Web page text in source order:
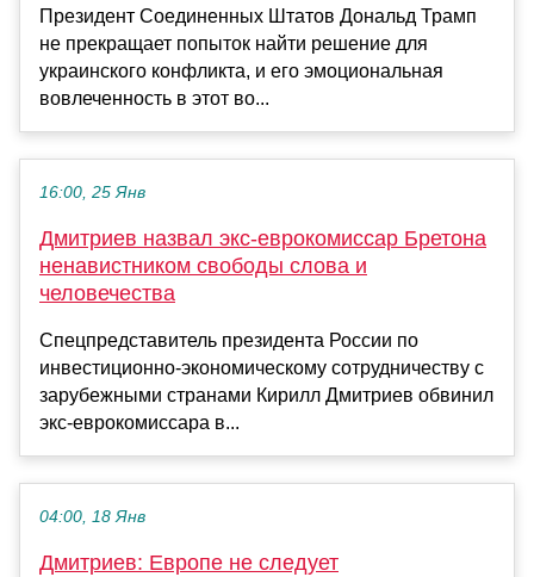
Президент Соединенных Штатов Дональд Трамп
не прекращает попыток найти решение для
украинского конфликта, и его эмоциональная
вовлеченность в этот во...
16:00, 25 Янв
Дмитриев назвал экс-еврокомиссар Бретона
ненавистником свободы слова и
человечества
Спецпредставитель президента России по
инвестиционно-экономическому сотрудничеству с
зарубежными странами Кирилл Дмитриев обвинил
экс-еврокомиссара в...
04:00, 18 Янв
Дмитриев: Европе не следует